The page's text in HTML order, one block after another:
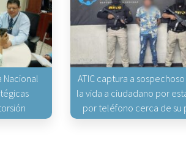
Nacional
ATIC captura a
la vida a ciudadano por
por teléfono cerca de su